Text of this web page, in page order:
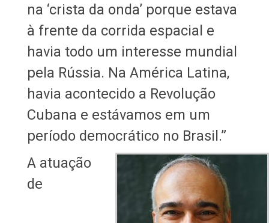
na ‘crista da onda’ porque estava
à frente da corrida espacial e
havia todo um interesse mundial
pela Rússia. Na América Latina,
havia acontecido a Revolução
Cubana e estávamos em um
período democrático no Brasil.”
A atuação
de